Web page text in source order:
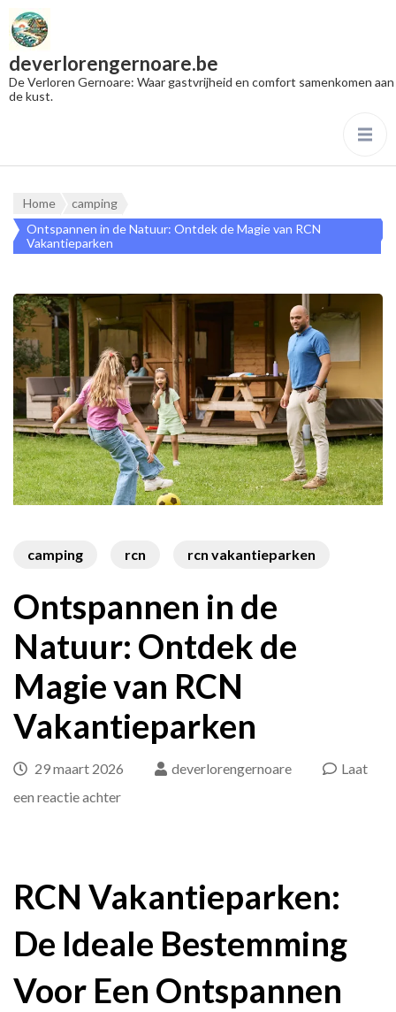
deverlorengernoare.be
De Verloren Gernoare: Waar gastvrijheid en comfort samenkomen aan
de kust.
Home
camping
Ontspannen in de Natuur: Ontdek de Magie van RCN
Vakantieparken
camping rcn rcn vakantieparken
Ontspannen in de
Natuur: Ontdek de
Magie van RCN
Vakantieparken
29 maart 2026 deverlorengernoare
Laat
een reactie achterop
de
Natuur:
Ontdek
Magie
RCN Vakantieparken:
De Ideale Bestemming
Voor Een Ontspannen